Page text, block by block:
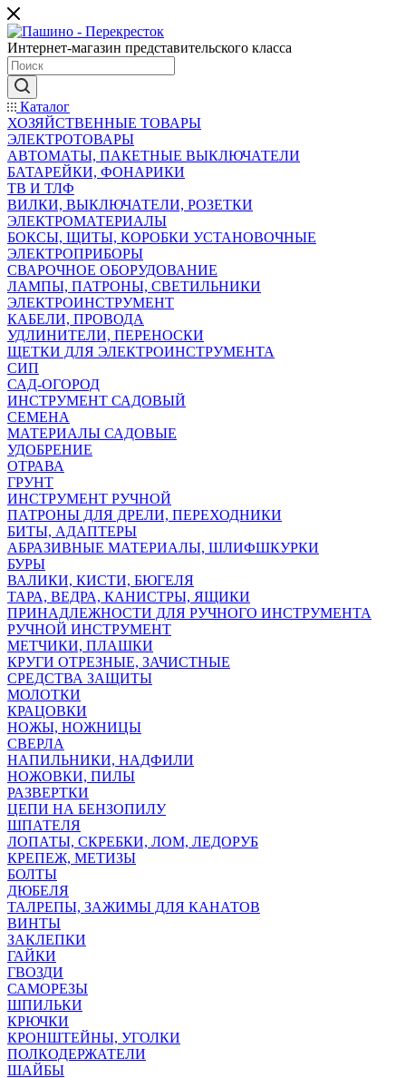
Интернет-магазин представительского класса
Каталог
ХОЗЯЙСТВЕННЫЕ ТОВАРЫ
ЭЛЕКТРОТОВАРЫ
АВТОМАТЫ, ПАКЕТНЫЕ ВЫКЛЮЧАТЕЛИ
БАТАРЕЙКИ, ФОНАРИКИ
ТВ И ТЛФ
ВИЛКИ, ВЫКЛЮЧАТЕЛИ, РОЗЕТКИ
ЭЛЕКТРОМАТЕРИАЛЫ
БОКСЫ, ЩИТЫ, КОРОБКИ УСТАНОВОЧНЫЕ
ЭЛЕКТРОПРИБОРЫ
СВАРОЧНОЕ ОБОРУДОВАНИЕ
ЛАМПЫ, ПАТРОНЫ, СВЕТИЛЬНИКИ
ЭЛЕКТРОИНСТРУМЕНТ
КАБЕЛИ, ПРОВОДА
УДЛИНИТЕЛИ, ПЕРЕНОСКИ
ЩЕТКИ ДЛЯ ЭЛЕКТРОИНСТРУМЕНТА
СИП
САД-ОГОРОД
ИНСТРУМЕНТ САДОВЫЙ
СЕМЕНА
МАТЕРИАЛЫ САДОВЫЕ
УДОБРЕНИЕ
ОТРАВА
ГРУНТ
ИНСТРУМЕНТ РУЧНОЙ
ПАТРОНЫ ДЛЯ ДРЕЛИ, ПЕРЕХОДНИКИ
БИТЫ, АДАПТЕРЫ
АБРАЗИВНЫЕ МАТЕРИАЛЫ, ШЛИФШКУРКИ
БУРЫ
ВАЛИКИ, КИСТИ, БЮГЕЛЯ
ТАРА, ВЕДРА, КАНИСТРЫ, ЯЩИКИ
ПРИНАДЛЕЖНОСТИ ДЛЯ РУЧНОГО ИНСТРУМЕНТА
РУЧНОЙ ИНСТРУМЕНТ
МЕТЧИКИ, ПЛАШКИ
КРУГИ ОТРЕЗНЫЕ, ЗАЧИСТНЫЕ
СРЕДСТВА ЗАЩИТЫ
МОЛОТКИ
КРАЦОВКИ
НОЖЫ, НОЖНИЦЫ
СВЕРЛА
НАПИЛЬНИКИ, НАДФИЛИ
НОЖОВКИ, ПИЛЫ
РАЗВЕРТКИ
ЦЕПИ НА БЕНЗОПИЛУ
ШПАТЕЛЯ
ЛОПАТЫ, СКРЕБКИ, ЛОМ, ЛЕДОРУБ
КРЕПЕЖ, МЕТИЗЫ
БОЛТЫ
ДЮБЕЛЯ
ТАЛРЕПЫ, ЗАЖИМЫ ДЛЯ КАНАТОВ
ВИНТЫ
ЗАКЛЕПКИ
ГАЙКИ
ГВОЗДИ
САМОРЕЗЫ
ШПИЛЬКИ
КРЮЧКИ
КРОНШТЕЙНЫ, УГОЛКИ
ПОЛКОДЕРЖАТЕЛИ
ШАЙБЫ